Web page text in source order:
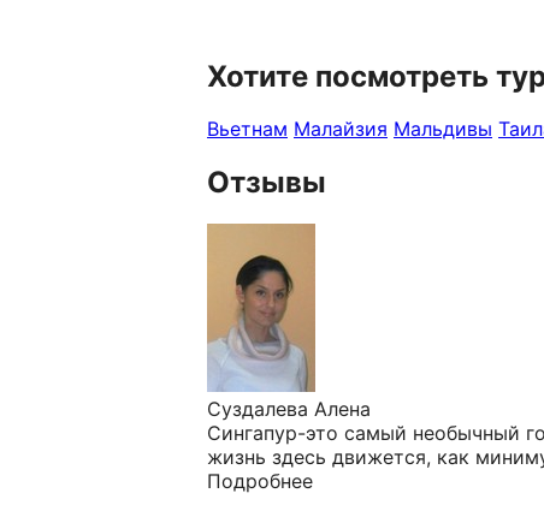
Хотите посмотреть
Вьетнам Малайзия Мальдивы
Отзывы
Суздалева Алена
Сингапур-это самый необычный
жизнь здесь движется, как
Подробнее